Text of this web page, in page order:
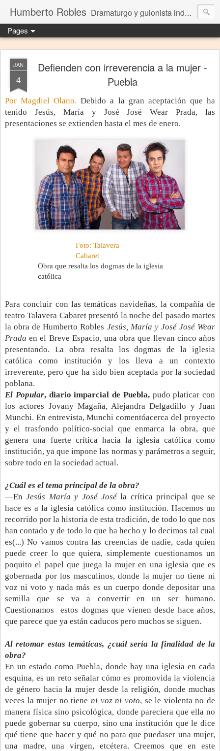
Humberto Robles Dramaturgo y guionista independiente
Pages
JAN
4
Defienden con irreverencia a la mujer -
Puebla
PorMagdiel Olano. Debido a la gran aceptación que ha
tenido Jesús, María y José José Wear Prada, las
presentaciones se extienden hasta el mes de enero.
Foto: Talavera
Cabaret
Obra que resalta los dogmas de la iglesia
católica
Para concluir con las temáticas navideñas, la compañía de
teatro Talavera Cabaret presentó la noche del pasado martes
la obra de Humberto Robles Jesús, María y José José Wear
Pradaen el Breve Espacio, una obra que llevan cinco años
presentando. La obra resalta los dogmas de la iglesia
católica como institución y los lleva a un contexto
irreverente, pero que ha sido bien aceptada por la sociedad
poblana.
El Popular, diario imparcial de Puebla, pudo platicar con
los actores Jovany Magaña, Alejandra Delgadillo y Juan
Munchi. En entrevista, Munchi comentóacerca del proyecto
y el trasfondo político-social que enmarca la obra, que
genera una fuerte crítica hacia la iglesia católica como
institución, ya que impone las normas y parámetros a seguir,
sobre todo en la sociedad actual.
¿Cuál es el tema principal de la obra?
—EnJesús María y José José la crítica principal que se
hace es a la iglesia católica como institución. Hacemos un
recorrido por la historia de esta tradición, de todo lo que nos
han contado y de todo lo que ha hecho y lo decimos tal cual
es(...) No vamos contra las creencias de nadie, cada quien
puede creer lo que quiera, simplemente cuestionamos un
poquito el papel que juega la mujer en una iglesia que es
gobernada por los masculinos, donde la mujer no tiene ni
voz ni voto y nada más es un cuerpo donde depositar una
semilla que se va a convertir en un ser humano.
Cuestionamos estos dogmas que vienen desde hace años,
que parece que ya están caducos pero muchos se siguen.
Al retomar estas temáticas, ¿cuál sería la finalidad de la
obra?
En un estado como Puebla, donde hay una iglesia en cada
esquina, es un reto señalar cómo es promovida la violencia
de género hacia la mujer desde la religión, donde muchas
veces la mujer no tieneni voz ni voto, se le violenta no de
manera física sino psicológica, donde pareciera que ella no
puede gobernar su cuerpo, sino una institución que le dice
qué tiene que hacer y qué no para que puedaser una mujer,
una madre, una virgen, etcétera. Creemos que en este